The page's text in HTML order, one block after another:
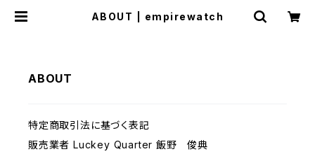
ABOUT | empirewatch
ABOUT
特定商取引法に基づく表記
販売業者 Luckey Quarter 飯野 俊典